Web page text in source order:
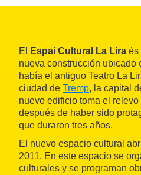
El Espai Cultural La Lira és
nueva construcción ubicado
había el antiguo Teatro La
ciudad de Tremp, la capital
nuevo edificio toma el
después de haber sido
que duraron tres años.
El nuevo espacio cultural
2011. En este espacio se
culturales y se programan